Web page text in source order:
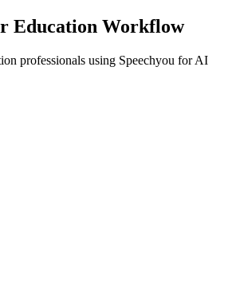
Education Workflow
professionals using Speechyou for AI